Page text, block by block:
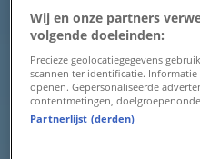
Verloopt 9-8
-3 dagen
Intratuin
Wij en onze partners
volgende doeleinden:
Precieze geolocatiegegevens
scannen ter identificatie.
openen. Gepersonaliseerde
contentmetingen,
Partnerlijst (derden)